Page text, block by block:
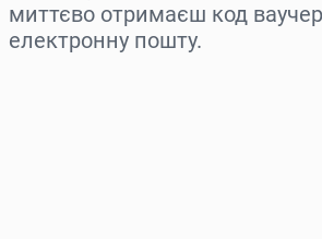
миттєво отримаєш код
електронну пошту.